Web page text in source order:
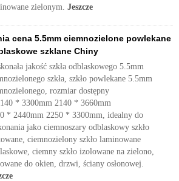
zielonym. Jeszcze
cena 5.5mm ciemnozielone powlekane
szklane Chiny
jakość szkła odblaskowego 5.5mm
szkła, szkło powlekane 5.5mm
rozmiar dostępny
* 3300mm 2140 * 3660mm
* 2440mm 2250 * 3300mm, idealny do
jako ciemnoszary odblaskowy szkło
ciemnozielony szkło laminowane
ciemny szkło izolowane na zielono,
do okien, drzwi, ściany osłonowej.